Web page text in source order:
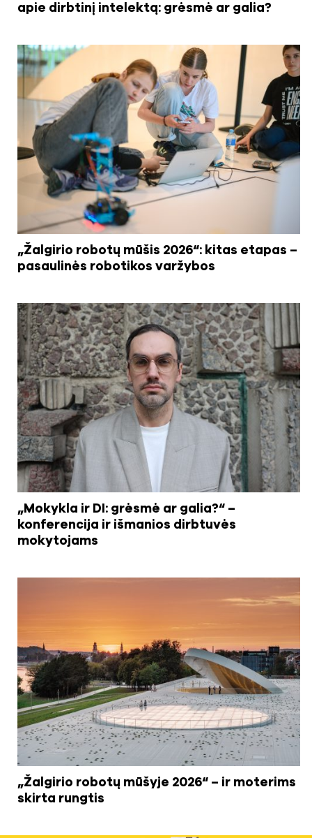
apie dirbtinį intelektą: grėsmė ar galia?
„Žalgirio robotų mūšis 2026“: kitas etapas –
pasaulinės robotikos varžybos
„Mokykla ir DI: grėsmė ar galia?“ –
konferencija ir išmanios dirbtuvės
mokytojams
„Žalgirio robotų mūšyje 2026“ – ir moterims
skirta rungtis